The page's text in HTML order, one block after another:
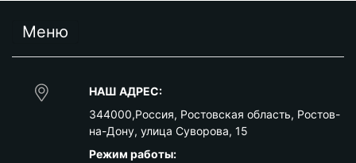
Меню
НАШ АДРЕС:
344000,Россия, Ростовская область, Ростов-
на-Дону, улица Суворова, 15
Режим работы: